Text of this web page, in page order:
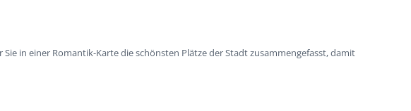
Sie in einer Romantik-Karte die schönsten Plätze der Stadt zusammengefasst, damit